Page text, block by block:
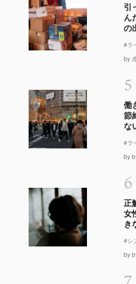
引
ん
の
#ラ
by
5
働
節
な
#ラ
by
6
正
女
き
#シ
by